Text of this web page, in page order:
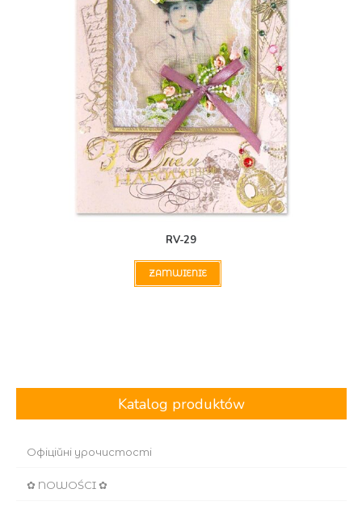
RV-29
ZAMWIENIE
Katalog produktów
Офіційні урочистості
✿ NOWOŚCI ✿